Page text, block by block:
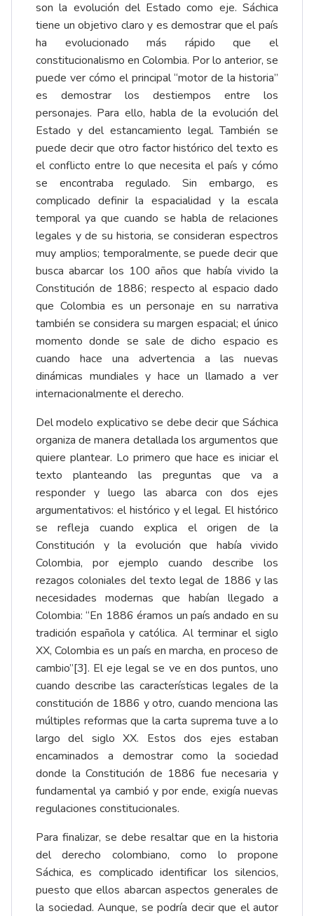
son la evolución del Estado como eje. Sáchica
tiene un objetivo claro y es demostrar que el país
ha evolucionado más rápido que el
constitucionalismo en Colombia. Por lo anterior, se
puede ver cómo el principal “motor de la historia”
es demostrar los destiempos entre los
personajes. Para ello, habla de la evolución del
Estado y del estancamiento legal. También se
puede decir que otro factor histórico del texto es
el conflicto entre lo que necesita el país y cómo
se encontraba regulado. Sin embargo, es
complicado definir la espacialidad y la escala
temporal ya que cuando se habla de relaciones
legales y de su historia, se consideran espectros
muy amplios; temporalmente, se puede decir que
busca abarcar los 100 años que había vivido la
Constitución de 1886; respecto al espacio dado
que Colombia es un personaje en su narrativa
también se considera su margen espacial; el único
momento donde se sale de dicho espacio es
cuando hace una advertencia a las nuevas
dinámicas mundiales y hace un llamado a ver
internacionalmente el derecho.
Del modelo explicativo se debe decir que Sáchica
organiza de manera detallada los argumentos que
quiere plantear. Lo primero que hace es iniciar el
texto planteando las preguntas que va a
responder y luego las abarca con dos ejes
argumentativos: el histórico y el legal. El histórico
se refleja cuando explica el origen de la
Constitución y la evolución que había vivido
Colombia, por ejemplo cuando describe los
rezagos coloniales del texto legal de 1886 y las
necesidades modernas que habían llegado a
Colombia: “En 1886 éramos un país andado en su
tradición española y católica. Al terminar el siglo
XX, Colombia es un país en marcha, en proceso de
cambio”[3]. El eje legal se ve en dos puntos, uno
cuando describe las características legales de la
constitución de 1886 y otro, cuando menciona las
múltiples reformas que la carta suprema tuve a lo
largo del siglo XX. Estos dos ejes estaban
encaminados a demostrar como la sociedad
donde la Constitución de 1886 fue necesaria y
fundamental ya cambió y por ende, exigía nuevas
regulaciones constitucionales.
Para finalizar, se debe resaltar que en la historia
del derecho colombiano, como lo propone
Sáchica, es complicado identificar los silencios,
puesto que ellos abarcan aspectos generales de
la sociedad. Aunque, se podría decir que el autor